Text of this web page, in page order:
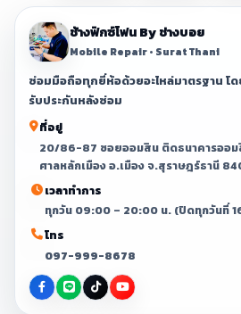
ช้างฟิกซ์โฟน By ช่างบอย
Mobile Repair • Surat Thani
ซ่อมมือถือทุกยี่ห้อด้วยอะไหล่มาตรฐาน โ
รับประกันหลังซ่อม
ที่อยู่
20/86-87 ซอยออมสิน ติดธนาคารออม
ศาลหลักเมือง อ.เมือง จ.สุราษฎร์ธานี
เวลาทำการ
ทุกวัน 09:00 – 20:00 น. (ปิดทุกวันที่
โทร
097-999-8678